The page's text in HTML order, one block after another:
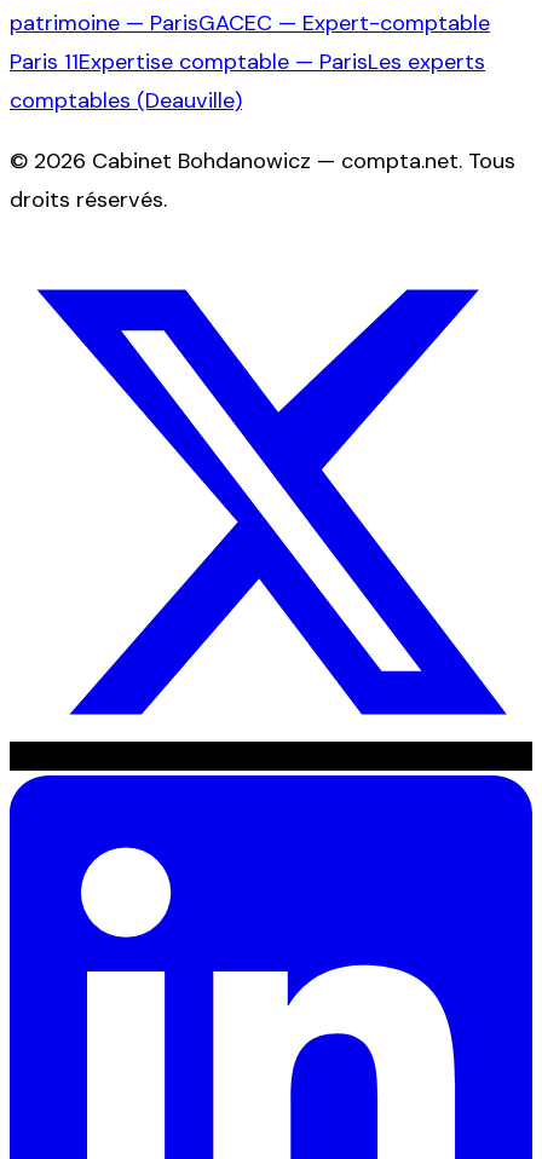
patrimoine — ParisGACEC — Expert-comptable
Paris 11Expertise comptable — ParisLes experts
comptables (Deauville)
© 2026 Cabinet Bohdanowicz — compta.net. Tous
droits réservés.